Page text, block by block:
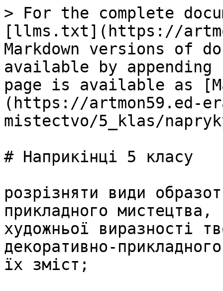
> For the complete
[llms.txt](https://
Markdown versions of
available by
page is available as
(https://artmon59.ed-
mistectvo/5_klas/
# Наприкінці 5 класу
розрізняти види
прикладного мистецтва,
художньої виразності
декоративно-
їх зміст;